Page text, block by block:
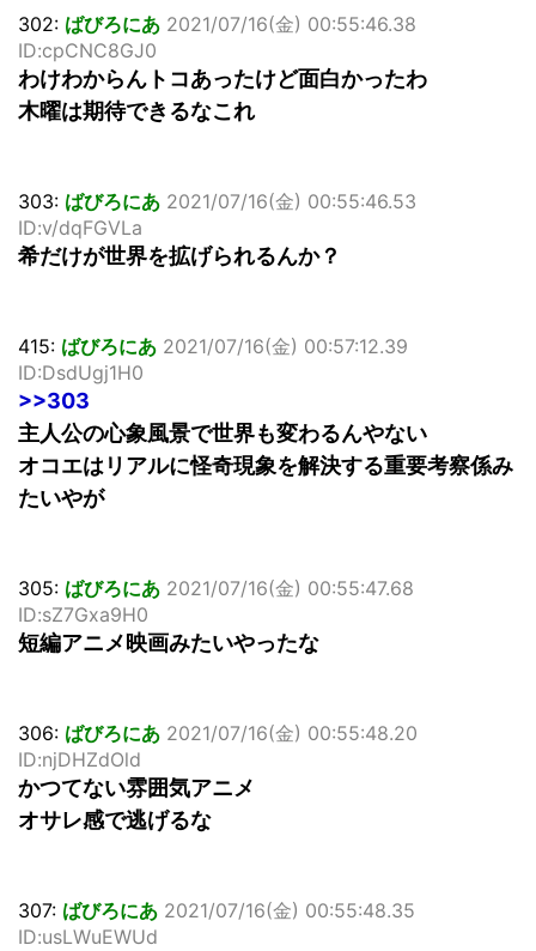
302: ばびろにあ 2021/07/16(金) 00:55:46.38
ID:cpCNC8GJ0
わけわからんトコあったけど面白かったわ
木曜は期待できるなこれ
303: ばびろにあ 2021/07/16(金) 00:55:46.53
ID:v/dqFGVLa
希だけが世界を拡げられるんか？
415: ばびろにあ 2021/07/16(金) 00:57:12.39
ID:DsdUgj1H0
>>303
主人公の心象風景で世界も変わるんやない
オコエはリアルに怪奇現象を解決する重要考察係み
たいやが
305: ばびろにあ 2021/07/16(金) 00:55:47.68
ID:sZ7Gxa9H0
短編アニメ映画みたいやったな
306: ばびろにあ 2021/07/16(金) 00:55:48.20
ID:njDHZdOld
かつてない雰囲気アニメ
オサレ感で逃げるな
307: ばびろにあ 2021/07/16(金) 00:55:48.35
ID:usLWuEWUd